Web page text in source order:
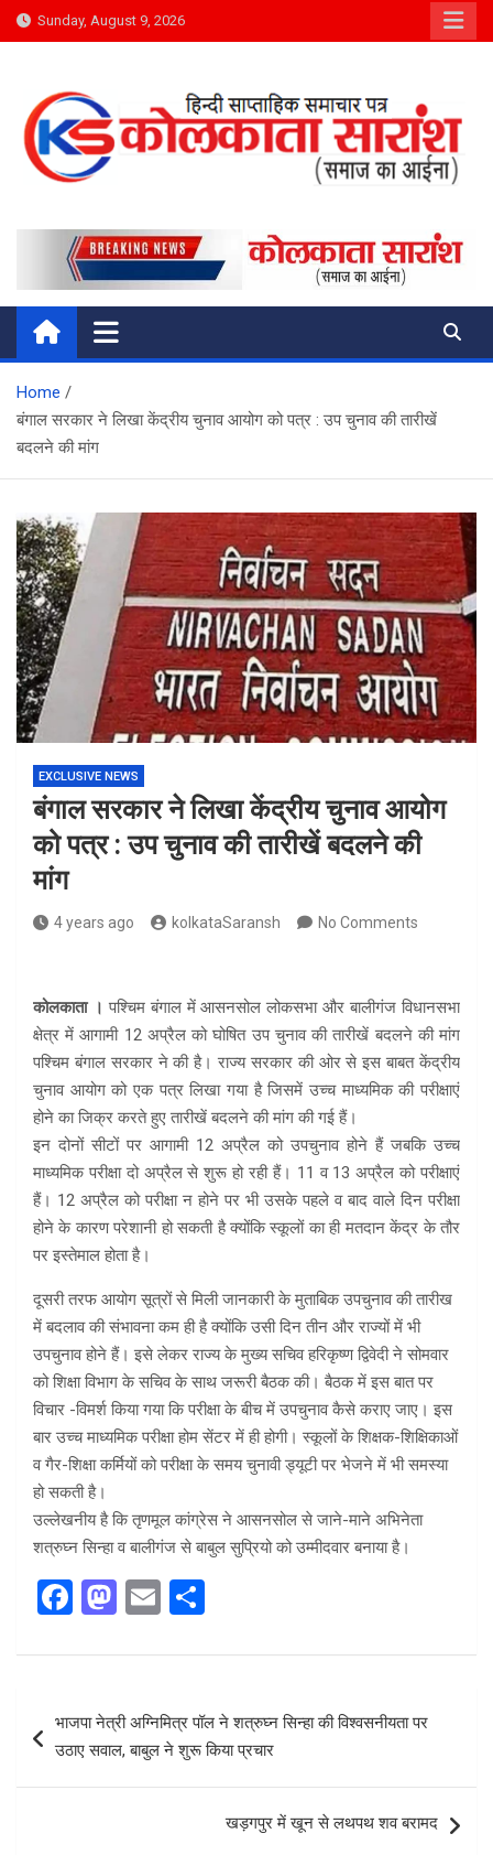
Skip
to
Sunday, August 9, 2026
Kolkata Saransh News
समाज का आईना
Home
बंगाल सरकार ने लिखा केंद्रीय चुनाव आयोग को पत्र : उप चुनाव की तारीखें
बदलने की मांग
EXCLUSIVE NEWS
बंगाल सरकार ने लिखा केंद्रीय चुनाव आयोग
को पत्र : उप चुनाव की तारीखें बदलने की
मांग
4 years ago kolkataSaransh No Comments
कोलकाता । पश्चिम बंगाल में आसनसोल लोकसभा और बालीगंज विधानसभा
क्षेत्र में आगामी 12 अप्रैल को घोषित उप चुनाव की तारीखें बदलने की मांग
पश्चिम बंगाल सरकार ने की है। राज्य सरकार की ओर से इस बाबत केंद्रीय
चुनाव आयोग को एक पत्र लिखा गया है जिसमें उच्च माध्यमिक की परीक्षाएं
होने का जिक्र करते हुए तारीखें बदलने की मांग की गई हैं।
इन दोनों सीटों पर आगामी 12 अप्रैल को उपचुनाव होने हैं जबकि उच्च
माध्यमिक परीक्षा दो अप्रैल से शुरू हो रही हैं। 11 व 13 अप्रैल को परीक्षाएं
हैं। 12 अप्रैल को परीक्षा न होने पर भी उसके पहले व बाद वाले दिन परीक्षा
होने के कारण परेशानी हो सकती है क्योंकि स्कूलों का ही मतदान केंद्र के तौर
पर इस्तेमाल होता है।
दूसरी तरफ आयोग सूत्रों से मिली जानकारी के मुताबिक उपचुनाव की तारीख
में बदलाव की संभावना कम ही है क्योंकि उसी दिन तीन और राज्यों में भी
उपचुनाव होने हैं। इसे लेकर राज्य के मुख्य सचिव हरिकृष्ण द्विवेदी ने सोमवार
को शिक्षा विभाग के सचिव के साथ जरूरी बैठक की। बैठक में इस बात पर
विचार -विमर्श किया गया कि परीक्षा के बीच में उपचुनाव कैसे कराए जाए। इस
बार उच्च माध्यमिक परीक्षा होम सेंटर में ही होगी। स्कूलों के शिक्षक-शिक्षिकाओं
व गैर-शिक्षा कर्मियों को परीक्षा के समय चुनावी ड्यूटी पर भेजने में भी समस्या
हो सकती है।
उल्लेखनीय है कि तृणमूल कांग्रेस ने आसनसोल से जाने-माने अभिनेता
शत्रुघ्न सिन्हा व बालीगंज से बाबुल सुप्रियो को उम्मीदवार बनाया है।
F
ce
o
M
st
o
d
E
ail ar
e
navigation
भाजपा नेत्री अग्निमित्र पॉल ने शत्रुघ्न सिन्हा की विश्वसनीयता पर
उठाए सवाल, बाबुल ने शुरू किया प्रचार
खड़गपुर में खून से लथपथ शव बरामद